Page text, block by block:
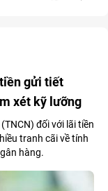
gửi tiết
xét kỹ lưỡng
đối với lãi tiền
tranh cãi về tính
hàng.